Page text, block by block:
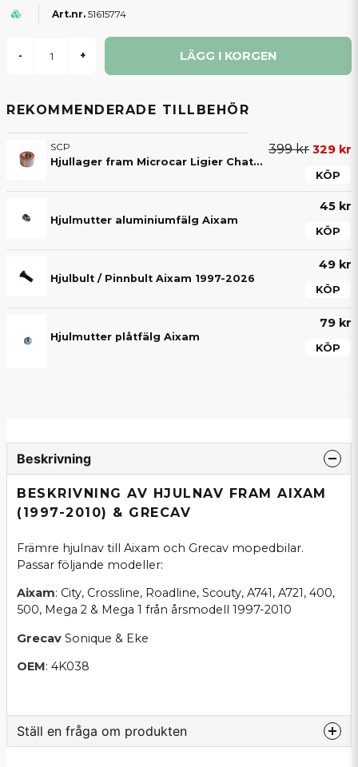
51615774
- + LÄGG I KORGEN
REKOMMENDERADE TILLBEHÖR
SCP
Hjullager fram Microcar Ligier Chatenet Jdm Aixam Casalini Bellier 30x60x37 mm
399 kr 329 kr
KÖP
Hjulmutter aluminiumfälg Aixam
45 kr
KÖP
Hjulbult / Pinnbult Aixam 1997-2026
49 kr
KÖP
Hjulmutter plåtfälg Aixam
79 kr
KÖP
Beskrivning
BESKRIVNING AV HJULNAV FRAM AIXAM
(1997-2010) & GRECAV
Främre hjulnav till Aixam och Grecav mopedbilar.
Passar följande modeller:
Aixam: City, Crossline, Roadline, Scouty, A741, A721, 400,
500, Mega 2 & Mega 1 från årsmodell 1997-2010
Grecav Sonique & Eke
OEM: 4K038
Ställ en fråga om produkten